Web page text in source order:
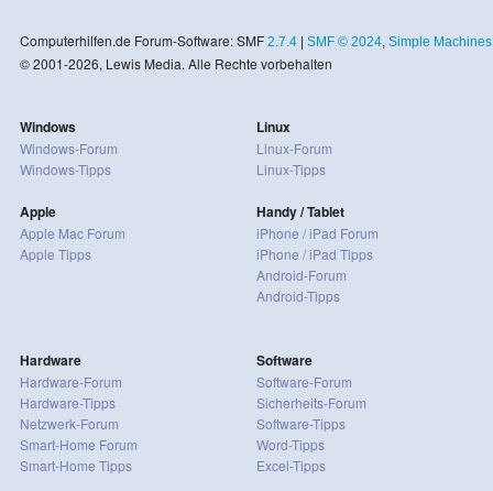
Computerhilfen.de Forum-Software: SMF 2.7.4| SMF © 2024, Simple Machines
© 2001-2026, Lewis Media. Alle Rechte vorbehalten
Windows
Windows-Forum
Windows-Tipps
Apple
Apple Mac Forum
Apple Tipps
Linux
Linux-Forum
Linux-Tipps
Handy / Tablet
iPhone / iPad Forum
iPhone / iPad Tipps
Android-Forum
Android-Tipps
Hardware
Hardware-Forum
Hardware-Tipps
Netzwerk-Forum
Smart-Home Forum
Smart-Home Tipps
Software
Software-Forum
Sicherheits-Forum
Software-Tipps
Word-Tipps
Excel-Tipps